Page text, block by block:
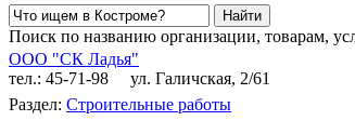
Поиск по названию организации, товарам,
ООО "СК Ладья"
тел.: 45-71-98
ул. Галичская, 2/61
Раздел: Строительные работы